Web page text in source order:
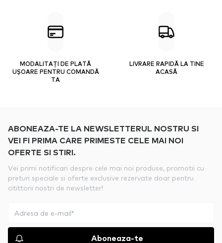
MODALITAȚI DE PLATĂ
UȘOARE PENTRU COMANDĂ
TA
LIVRARE RAPIDĂ LA TINE
ACASĂ
ABONEAZA-TE LA NEWSLETTERUL NOSTRU SI
VEI FI PRIMA CARE PRIMESTE CELE MAI NOI
OFERTE SI STIRI.
Vei primi notificari despre cele mai noi produse, promotii cu
preturi speciale si oferte exclusive rezervate doar pentru
citittorii nostri de newsletter!
Aboneaza-te